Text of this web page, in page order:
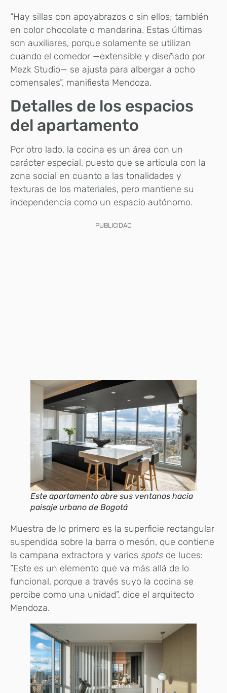
“Hay sillas con apoyabrazos o sin ellos; también
en color chocolate o mandarina. Estas últimas
son auxiliares, porque solamente se utilizan
cuando el comedor —extensible y diseñado por
Mezk Studio— se ajusta para albergar a ocho
comensales”, manifiesta Mendoza.
Detalles de los espacios
del apartamento
Por otro lado, la cocina es un área con un
carácter especial, puesto que se articula con la
zona social en cuanto a las tonalidades y
texturas de los materiales, pero mantiene su
independencia como un espacio autónomo.
PUBLICIDAD
Este apartamento abre sus ventanas hacia
paisaje urbano de Bogotá
Muestra de lo primero es la superficie rectangular
suspendida sobre la barra o mesón, que contiene
la campana extractora y varios spots de luces:
“Este es un elemento que va más allá de lo
funcional, porque a través suyo la cocina se
percibe como una unidad”, dice el arquitecto
Mendoza.